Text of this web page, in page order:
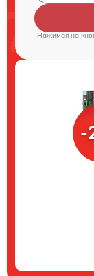
Нажимая на
-